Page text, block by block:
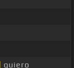
quiero